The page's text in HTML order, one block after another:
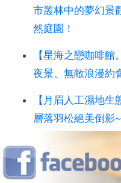
市叢林中的夢幻景
然庭園！
【星海之戀咖啡
夜景、無敵浪漫約
【月眉人工濕地
層落羽松絕美倒影